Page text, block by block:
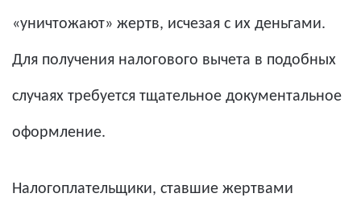
«уничтожают» жертв, исчезая с их деньгами.
Для получения налогового вычета в подобных
случаях требуется тщательное документальное
оформление.
Налогоплательщики, ставшие жертвами